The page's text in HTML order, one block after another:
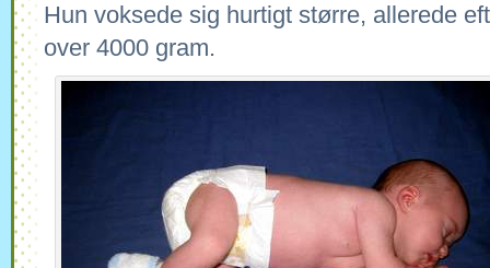
Hun voksede sig hurtigt større, allerede
over 4000 gram.